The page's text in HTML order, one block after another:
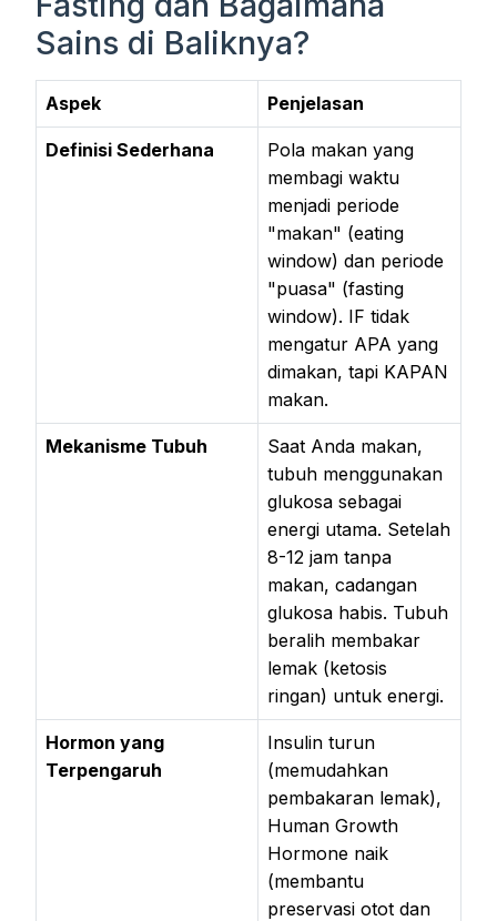
Sains di Baliknya?
Aspek Penjelasan
Definisi Sederhana
Pola makan yang
membagi waktu
menjadi periode
"makan" (eating
window) dan periode
"puasa" (fasting
window). IF tidak
mengatur APA yang
dimakan, tapi KAPAN
makan.
Mekanisme Tubuh
Saat Anda makan,
tubuh menggunakan
glukosa sebagai
energi utama. Setelah
8-12 jam tanpa
makan, cadangan
glukosa habis. Tubuh
beralih membakar
lemak (ketosis
ringan) untuk energi.
Hormon yang
Terpengaruh
Insulin turun
(memudahkan
pembakaran lemak),
Human Growth
Hormone naik
(membantu
preservasi otot dan